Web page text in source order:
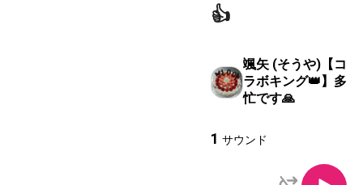
👍
颯矢 (そうや)【コ
ラボキング👑】多
忙です🙏
1 サウンド